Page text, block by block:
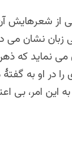
شعرهایش
زبان نشان
می نماید که
در او به گفتۀ
این امر، بی